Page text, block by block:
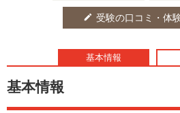
edit 受験の口コミ・体
基本情報
基本情報